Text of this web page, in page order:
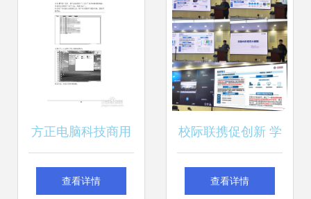
方正电脑科技商用
台式机 科技赋能高
查看详情
校际联携促创新 学
校赴中海油推介勘
查看详情